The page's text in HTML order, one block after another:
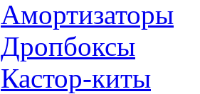
Амортизаторы
Дропбоксы
Кастор-киты